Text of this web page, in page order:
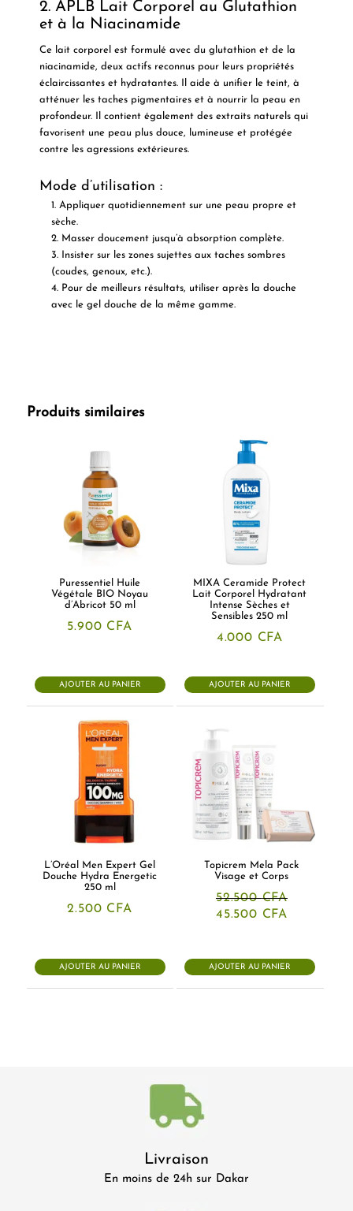
2. APLB Lait Corporel au Glutathion
et à la Niacinamide
Ce lait corporel est formulé avec du glutathionet de la
niacinamide, deux actifs reconnus pour leurs propriétés
éclaircissantes et hydratantes. Il aide à unifier le teint, à
atténuer les taches pigmentaires et à nourrir la peau en
profondeur. Il contient également des extraits naturels qui
favorisent une peau plus douce, lumineuse et protégée
contre les agressions extérieures.
Mode d’utilisation :
Appliquer quotidiennement sur une peau propre et
sèche.
Masser doucement jusqu’à absorption complète.
Insister sur les zones sujettes aux taches sombres
(coudes, genoux, etc.).
Pour de meilleurs résultats, utiliser après la douche
avec le gel douche de la même gamme.
Produits similaires
Puressentiel Huile
Végétale BIO Noyau
d’Abricot 50 ml
5.900 CFA
AJOUTER AU PANIER
MIXA Ceramide Protect
Lait Corporel Hydratant
Intense Sèches et
Sensibles 250 ml
4.000 CFA
AJOUTER AU PANIER
L’Oréal Men Expert Gel
Douche Hydra Energetic
250 ml
2.500 CFA
AJOUTER AU PANIER
Topicrem Mela Pack
Visage et Corps
52.500CFA
Le
52.500 CFA.
45.500 CFA
45.500
AJOUTER AU PANIER
Livraison
En moins de 24h sur Dakar